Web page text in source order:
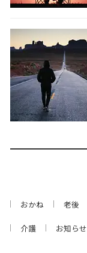
おかね 老後
介護 お知らせ